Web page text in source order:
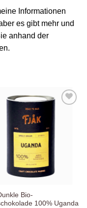
Informationen
es gibt mehr und
anhand der
Bio-
100% Uganda